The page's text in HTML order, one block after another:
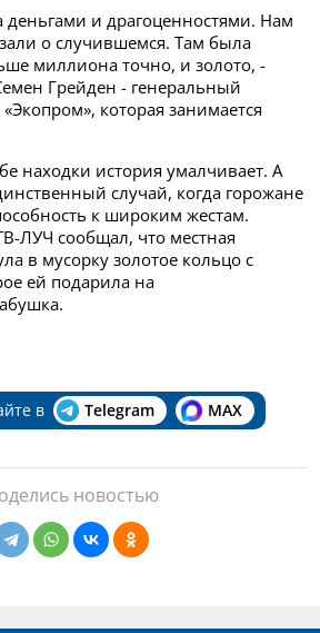
деньгами и драгоценностями. Нам
о случившемся. Там была
миллиона точно, и золото, -
Грейден - генеральный
которая занимается
находки история умалчивает. А
случай, когда горожане
к широким жестам.
ЛУЧ сообщал, что местная
в мусорку золотое кольцо с
ей подарила на
в Telegram MAX
новостью